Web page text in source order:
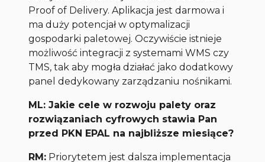
Proof of Delivery. Aplikacja jest darmowa i
ma duży potencjał w optymalizacji
gospodarki paletowej. Oczywiście istnieje
możliwość integracji z systemami WMS czy
TMS, tak aby mogła działać jako dodatkowy
panel dedykowany zarządzaniu nośnikami.
ML: Jakie cele w rozwoju palety oraz
rozwiązaniach cyfrowych stawia Pan
przed PKN EPAL na najbliższe miesiące?
RM: Priorytetem jest dalsza implementacja